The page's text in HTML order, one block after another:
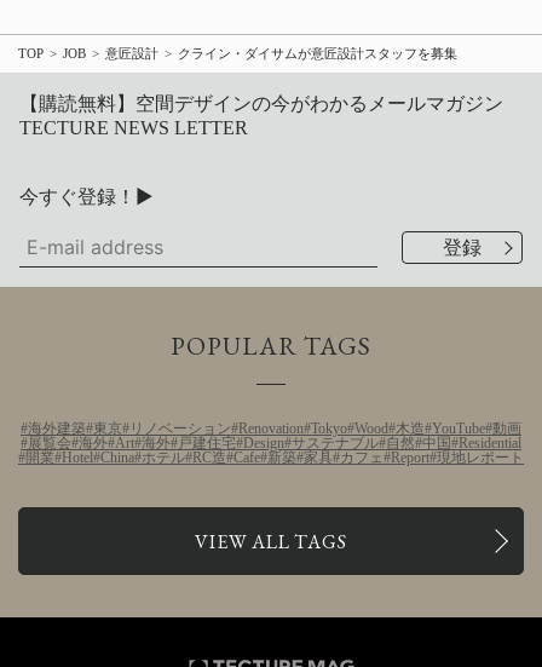
TOP JOB 意匠設計 クライン・ダイサムが意匠設計スタッフを募集
【購読無料】空間デザインの今がわかるメールマガジン
TECTURE NEWS LETTER
今すぐ登録！▶
POPULAR TAGS
海外建築 東京 リノベーション Renovation Tokyo Wood 木造 YouTube 動画
展覧会 海外 Art 海外 戸建住宅 Design サステナブル 自然 中国
Residential
開業
Hotel China ホテル RC造 Cafe 新築 家具 カフェ Report 現地レポート
VIEW ALL TAGS